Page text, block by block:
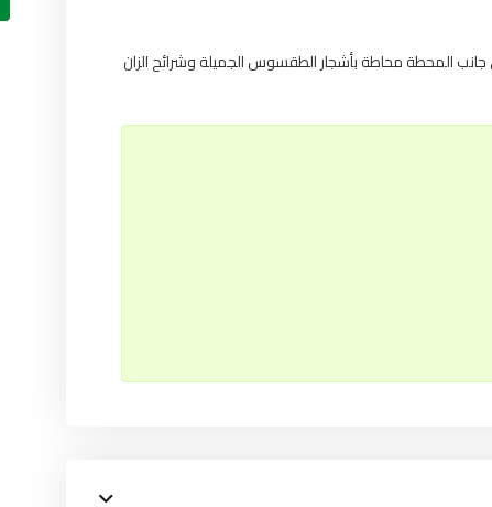
المحطة محاطة بأشجار الطقسوس الجميلة وشرائح الزان